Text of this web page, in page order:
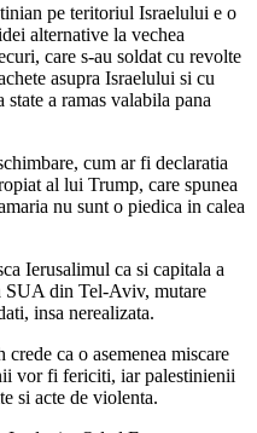
pe teritoriul Israelului e o
alternative la vechea
care s-au soldat cu revolte
asupra Israelului si cu
a ramas valabila pana
cum ar fi declaratia
al lui Trump, care spunea
nu sunt o piedica in calea
Ierusalimul ca si capitala a
SUA din Tel-Aviv, mutare
insa nerealizata.
ca o asemenea miscare
vor fi fericiti, iar palestinienii
si acte de violenta.